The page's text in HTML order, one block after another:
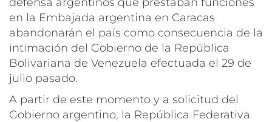
en la Embajada argentina en Caracas
abandonarán el país como consecuencia de la
intimación del Gobierno de la República
Bolivariana de Venezuela efectuada el 29 de
julio pasado.
A partir de este momento y a solicitud del
Gobierno argentino, la República Federativa